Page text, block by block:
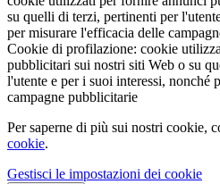
su quelli di terzi, pertinenti per
per misurare l'efficacia delle
Cookie di profilazione: cookie
pubblicitari sui nostri siti Web o su
l'utente e per i suoi interessi, nonché
campagne pubblicitarie
Per saperne di più sui nostri cookie,
cookie.
Gestisci le impostazioni dei cookie